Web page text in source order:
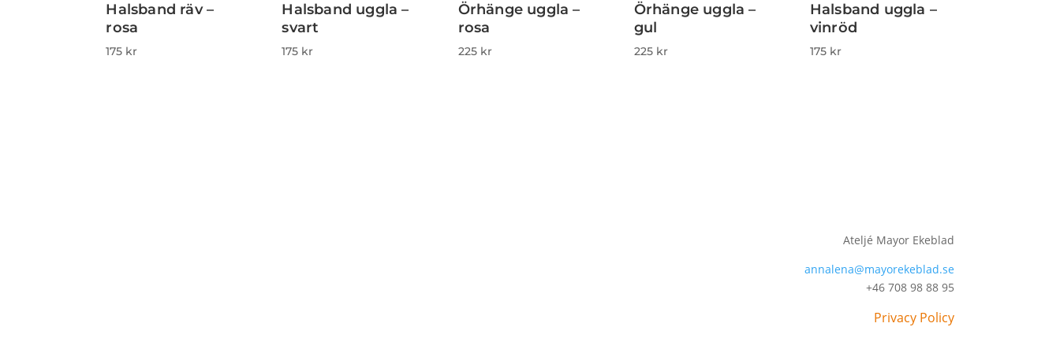
Halsband räv –
rosa
175 kr
Halsband uggla –
svart
175 kr
Örhänge uggla –
rosa
225 kr
Örhänge uggla –
gul
225 kr
Halsband uggla –
vinröd
175 kr
Ateljé Mayor Ekeblad
annalena@mayorekeblad.se
+46 708 98 88 95
Privacy Policy